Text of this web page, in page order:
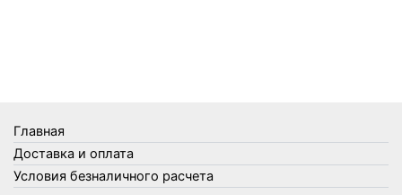
Товары для кухни
Товары для сада и огорода
Главная
Доставка и оплата
Условия безналичного расчета